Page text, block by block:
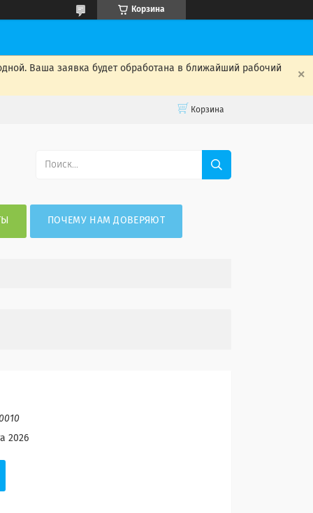
Корзина
Ваша заявка будет обработана в ближайший рабочий
Корзина
ПОЧЕМУ НАМ ДОВЕРЯЮТ
2026